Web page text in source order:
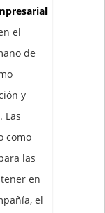
el
de
y
Las
como
las
en
el